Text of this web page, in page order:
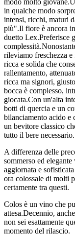
modo molto
in qualche modo
intensi, ricchi, maturi
più".Il fiore è ancora
duetto Lex.Preferisce
rileviamo freschezza
ricca e solida che
rallentamento,
ricca ma signori,
bocca è complesso,
giocata.Con un'alta
botti di quercia e un
bilanciamento acido e
un bevitore classico
tutto il bere necessario.
A differenza delle
sommerso ed
aggiornata e
ora colossale di molti
certamente tra questi.
Colos è un vino che
attesa.Decennio,
non sei esattamente
momento del rilascio.